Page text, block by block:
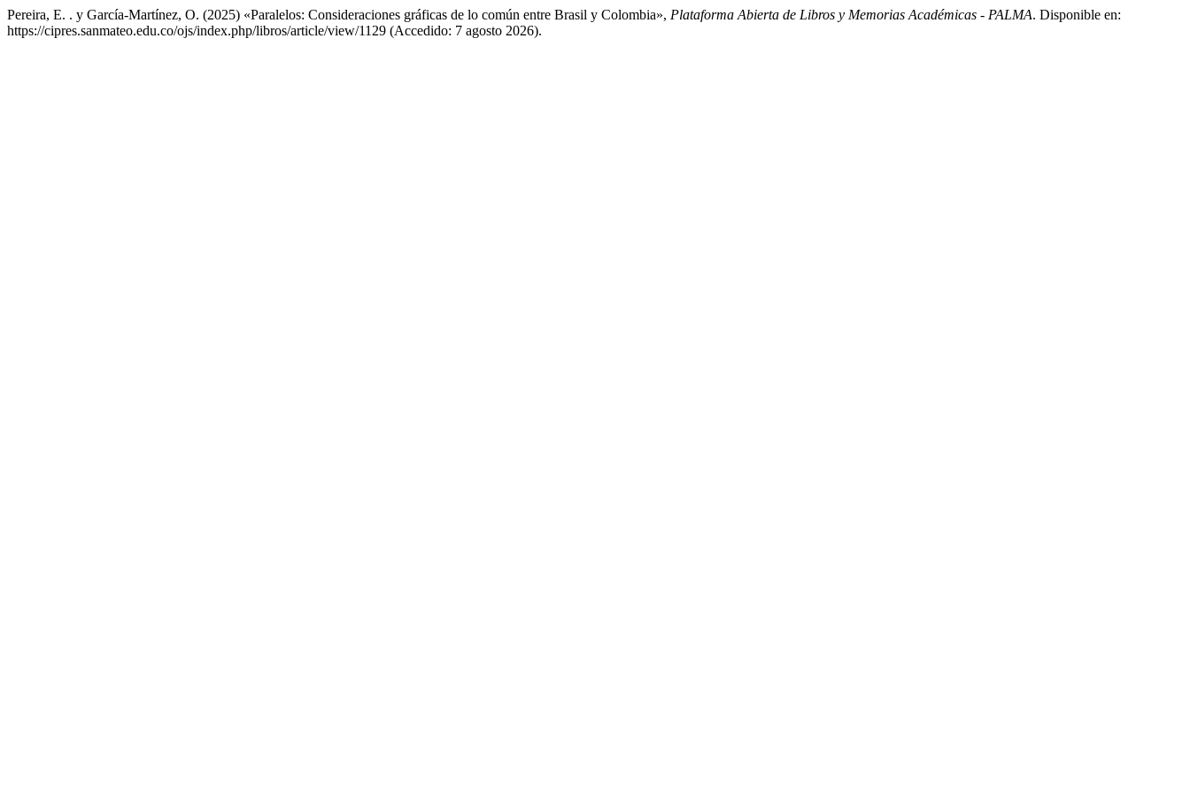
Pereira, E. . y García-Martínez, O. (2025) «Paralelos: Consideraciones gráficas de lo común entre Brasil y Colombia», Plataforma Abierta de Libros y Memorias Académicas - PALMA. Disponible en:
https://cipres.sanmateo.edu.co/ojs/index.php/libros/article/view/1129 (Accedido: 7 agosto 2026).